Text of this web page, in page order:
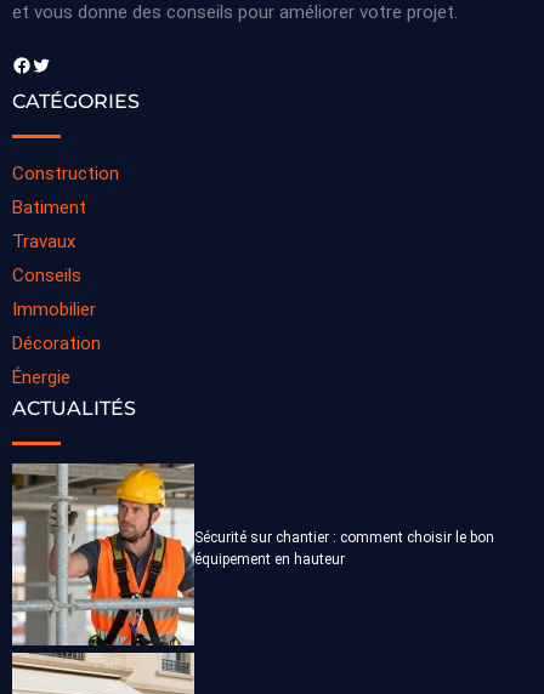
et vous donne des conseils pour améliorer votre projet.
Facebook Twitter
CATÉGORIES
Construction
Batiment
Travaux
Conseils
Immobilier
Décoration
Énergie
ACTUALITÉS
Sécurité sur chantier : comment choisir le bon
équipement en hauteur